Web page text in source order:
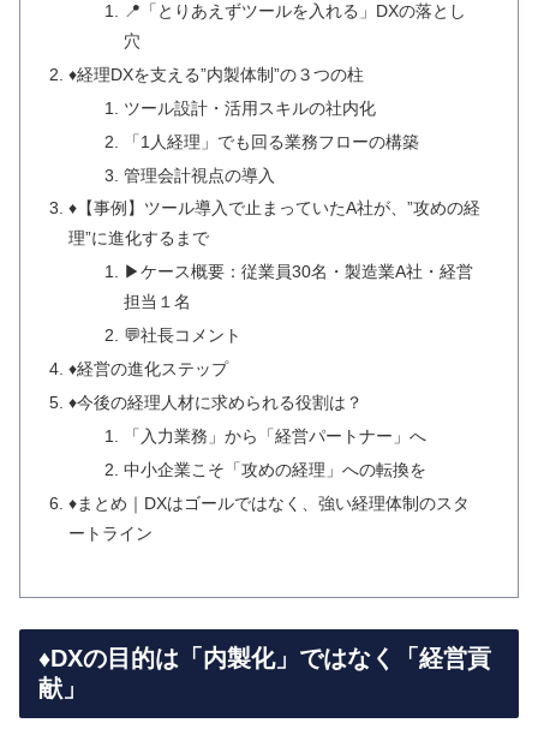
📍「とりあえずツールを入れる」DXの落とし
穴
♦️経理DXを支える”内製体制”の３つの柱
ツール設計・活用スキルの社内化
「1人経理」でも回る業務フローの構築
管理会計視点の導入
♦️【事例】ツール導入で止まっていたA社が、”攻めの経
理”に進化するまで
▶ケース概要：従業員30名・製造業A社・経営
担当１名
💬社長コメント
♦️経営の進化ステップ
♦️今後の経理人材に求められる役割は？
「入力業務」から「経営パートナー」へ
中小企業こそ「攻めの経理」への転換を
♦️まとめ｜DXはゴールではなく、強い経理体制のスタ
ートライン
♦️DXの目的は「内製化」ではなく「経営貢
献」